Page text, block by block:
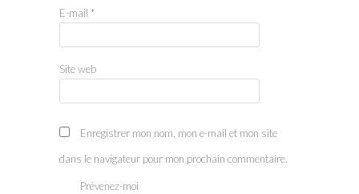
E-mail *
Site web
Enregistrer mon nom, mon e-mail et mon site
dans le navigateur pour mon prochain commentaire.
Prévenez-moi